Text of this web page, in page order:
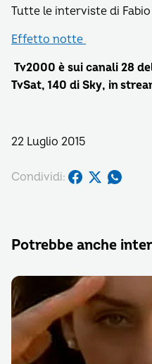
Tutte le interviste di
Effetto notte
Tv2000 è sui canali 28
TvSat, 140 di Sky, in
22 Luglio 2015
Condividi:
Potrebbe anche